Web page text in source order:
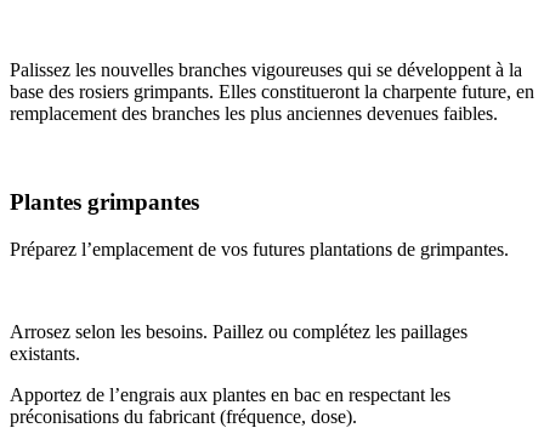
Palissez les nouvelles branches vigoureuses qui se développent à la
base des rosiers grimpants. Elles constitueront la charpente future, en
remplacement des branches les plus anciennes devenues faibles.
Plantes grimpantes
Préparez l’emplacement de vos futures plantations de grimpantes.
Arrosez selon les besoins. Paillez ou complétez les paillages
existants.
Apportez de l’engrais aux plantes en bac en respectant les
préconisations du fabricant (fréquence, dose).